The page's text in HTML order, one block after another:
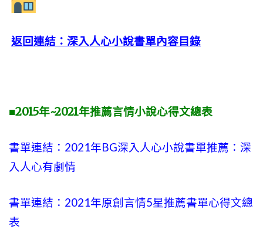
返回連結：深入人心小說書單內容目錄
■2015年~2021年推薦言情小說心得文總表
書單連結：2021年BG深入人心小說書單推薦：深
入人心有劇情
書單連結：2021年原創言情5星推薦書單心得文總
表